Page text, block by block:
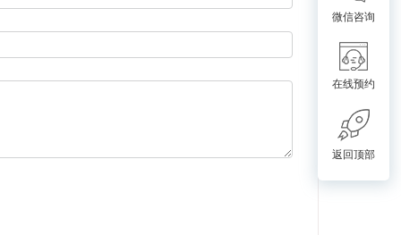
微信咨询
在线预约
返回顶部